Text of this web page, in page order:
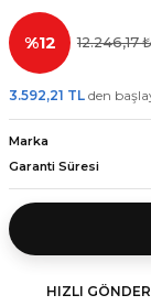
%12 12.246,17 ₺
3.592,21 TL den
Marka
Garanti Süresi
HIZLI